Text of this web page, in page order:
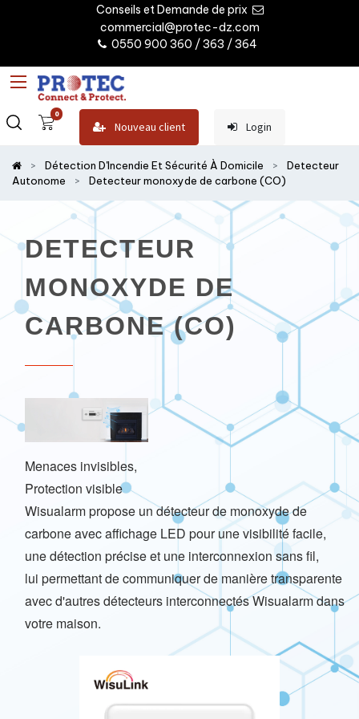
Conseils et Demande de prix
commercial@protec-dz.com
0550 900 360 / 363 / 364
0
Nouveau client Login
Détection D'Incendie Et Sécurité À Domicile
Detecteur
Autonome
Detecteur monoxyde de carbone (CO)
DETECTEUR
MONOXYDE DE
CARBONE (CO)
Menaces invisibles,
Protection visible
Wisualarm propose un détecteur de monoxyde de
carbone avec affichage LED pour une visibilité facile,
une détection précise et une interconnexion sans fil,
lui permettant de communiquer de manière transparente
avec d'autres détecteurs interconnectés Wisualarm dans
votre maison.